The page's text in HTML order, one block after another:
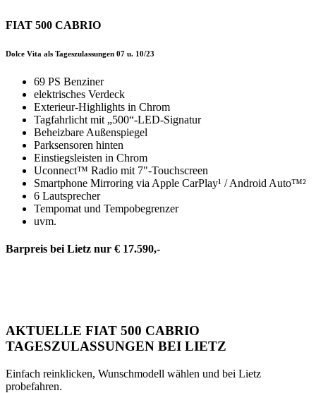
FIAT 500 CABRIO
Dolce Vita als Tageszulassungen 07 u. 10/23
69 PS Benziner
elektrisches Verdeck
Exterieur-Highlights in Chrom
Tagfahrlicht mit „500“-LED-Signatur
Beheizbare Außenspiegel
Parksensoren hinten
Einstiegsleisten in Chrom
Uconnect™ Radio mit 7"-Touchscreen
Smartphone Mirroring via Apple CarPlay¹ / Android Auto™²
6 Lautsprecher
Tempomat und Tempobegrenzer
uvm.
Barpreis bei Lietz nur € 17.590,-
AKTUELLE FIAT 500 CABRIO
TAGESZULASSUNGEN BEI LIETZ
Einfach reinklicken, Wunschmodell wählen und bei Lietz
probefahren.